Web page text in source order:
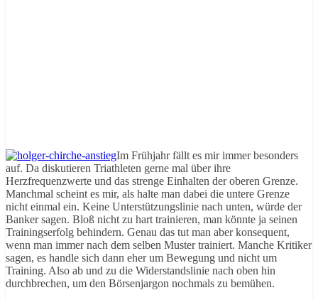
Im Frühjahr fällt es mir immer besonders
auf. Da diskutieren Triathleten gerne mal über ihre
Herzfrequenzwerte und das strenge Einhalten der oberen Grenze.
Manchmal scheint es mir, als halte man dabei die untere Grenze
nicht einmal ein. Keine Unterstützungslinie nach unten, würde der
Banker sagen. Bloß nicht zu hart trainieren, man könnte ja seinen
Trainingserfolg behindern. Genau das tut man aber konsequent,
wenn man immer nach dem selben Muster trainiert. Manche Kritiker
sagen, es handle sich dann eher um Bewegung und nicht um
Training. Also ab und zu die Widerstandslinie nach oben hin
durchbrechen, um den Börsenjargon nochmals zu bemühen.